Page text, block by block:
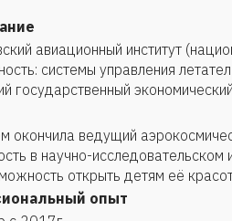
авиационный институт
системы управления
государственный
год.
окончила ведущий
в научно-
открыть детям её
опыт